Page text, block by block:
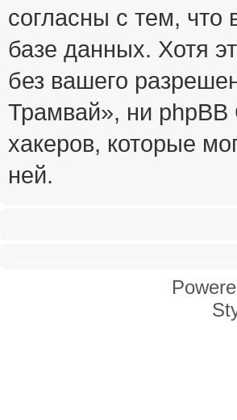
согласны с тем, что
базе данных. Хотя
без вашего
Трамвай», ни phpBB
хакеров, которые
ней.